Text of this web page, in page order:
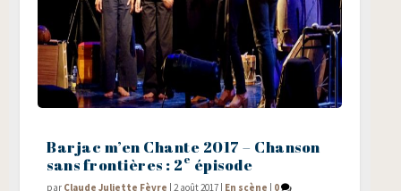
Barjac m’en Chante 2017 – Chanson
sans frontières : 2e épisode
par Claude Juliette Fèvre |2 août 2017 En scène 0